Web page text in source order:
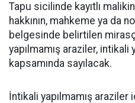
Tapu sicilinde kayıtlı
hakkının, mahkeme ya da
belgesinde belirtilen
yapılmamış araziler, intikali
kapsamında sayılacak.
İntikali yapılmamış